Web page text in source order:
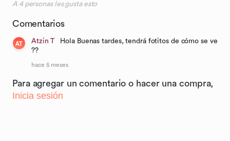
A 4personas les gusta esto
Comentarios
AT Atzin T
Hola Buenas tardes, tendrá fotitos de cómo se ve
??
hace 5 meses
Para agregar un comentario o hacer una compra,
Inicia sesión